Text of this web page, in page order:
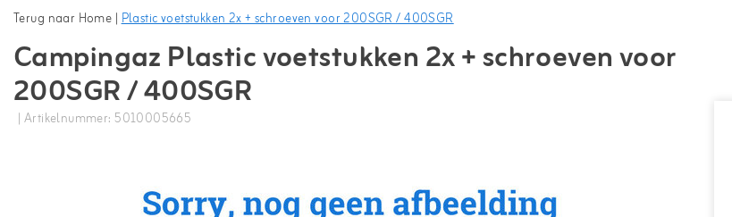
Terug naar Home |Plastic voetstukken 2x + schroeven voor 200SGR / 400SGR
Campingaz Plastic voetstukken 2x + schroeven voor
200SGR / 400SGR
| Artikelnummer: 5010005665